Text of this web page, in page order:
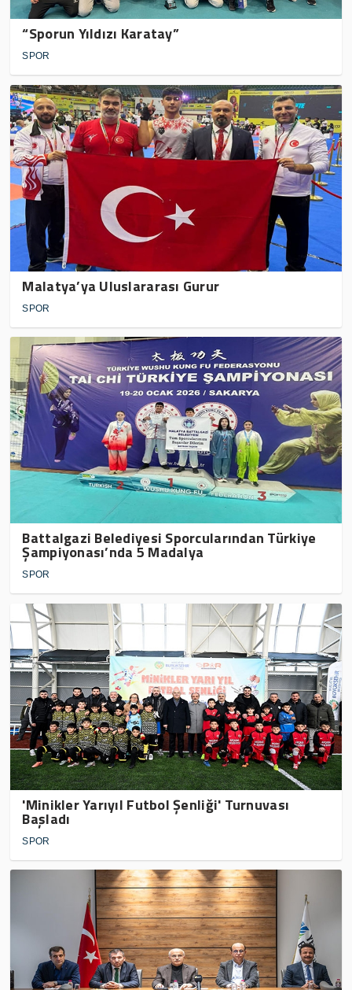
“Sporun Yıldızı Karatay”
SPOR
Malatya’ya Uluslararası Gurur
SPOR
Battalgazi Belediyesi Sporcularından Türkiye
Şampiyonası’nda 5 Madalya
SPOR
'Minikler Yarıyıl Futbol Şenliği' Turnuvası
Başladı
SPOR